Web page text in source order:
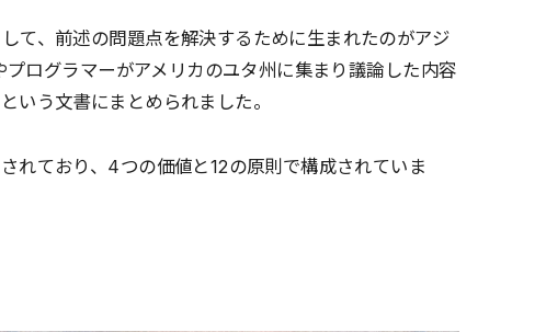
て、前述の問題点を解決するために生まれたのがアジ
ログラマーがアメリカのユタ州に集まり議論した内容
という文書にまとめられました。
れており、4つの価値と12の原則で構成されていま